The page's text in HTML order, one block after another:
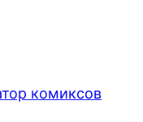
комиксов